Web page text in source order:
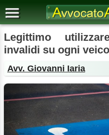
Legittimo
invalidi su ogni
Avv. Giovanni Iaria